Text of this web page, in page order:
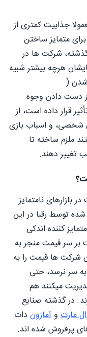
جذابیت کمتری از
متمایز ساختن
شرکت ها در
هرچه بیشتر شبیه
شدن (
دست دادن وجوه
قرار داده است، از
شخصی، و اسباب بازی
ملزم ساخته تا
تغییر دهند.
بازارهای نامتمایز
توسط رقبا در این
کننده اندکی
بر سر قیمت منجر به
شرکت ها قیمت را به
سر نرسد، حتی
میکنند هم
در گذشته صنایع
مارت وآمازون دات
پرفروش شده اند.